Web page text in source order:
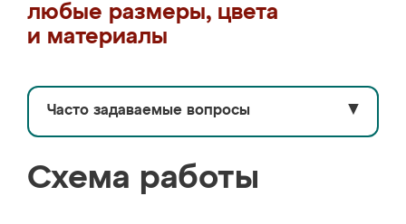
любые размеры, цвета
и материалы
Часто задаваемые вопросы ▼
Схема работы